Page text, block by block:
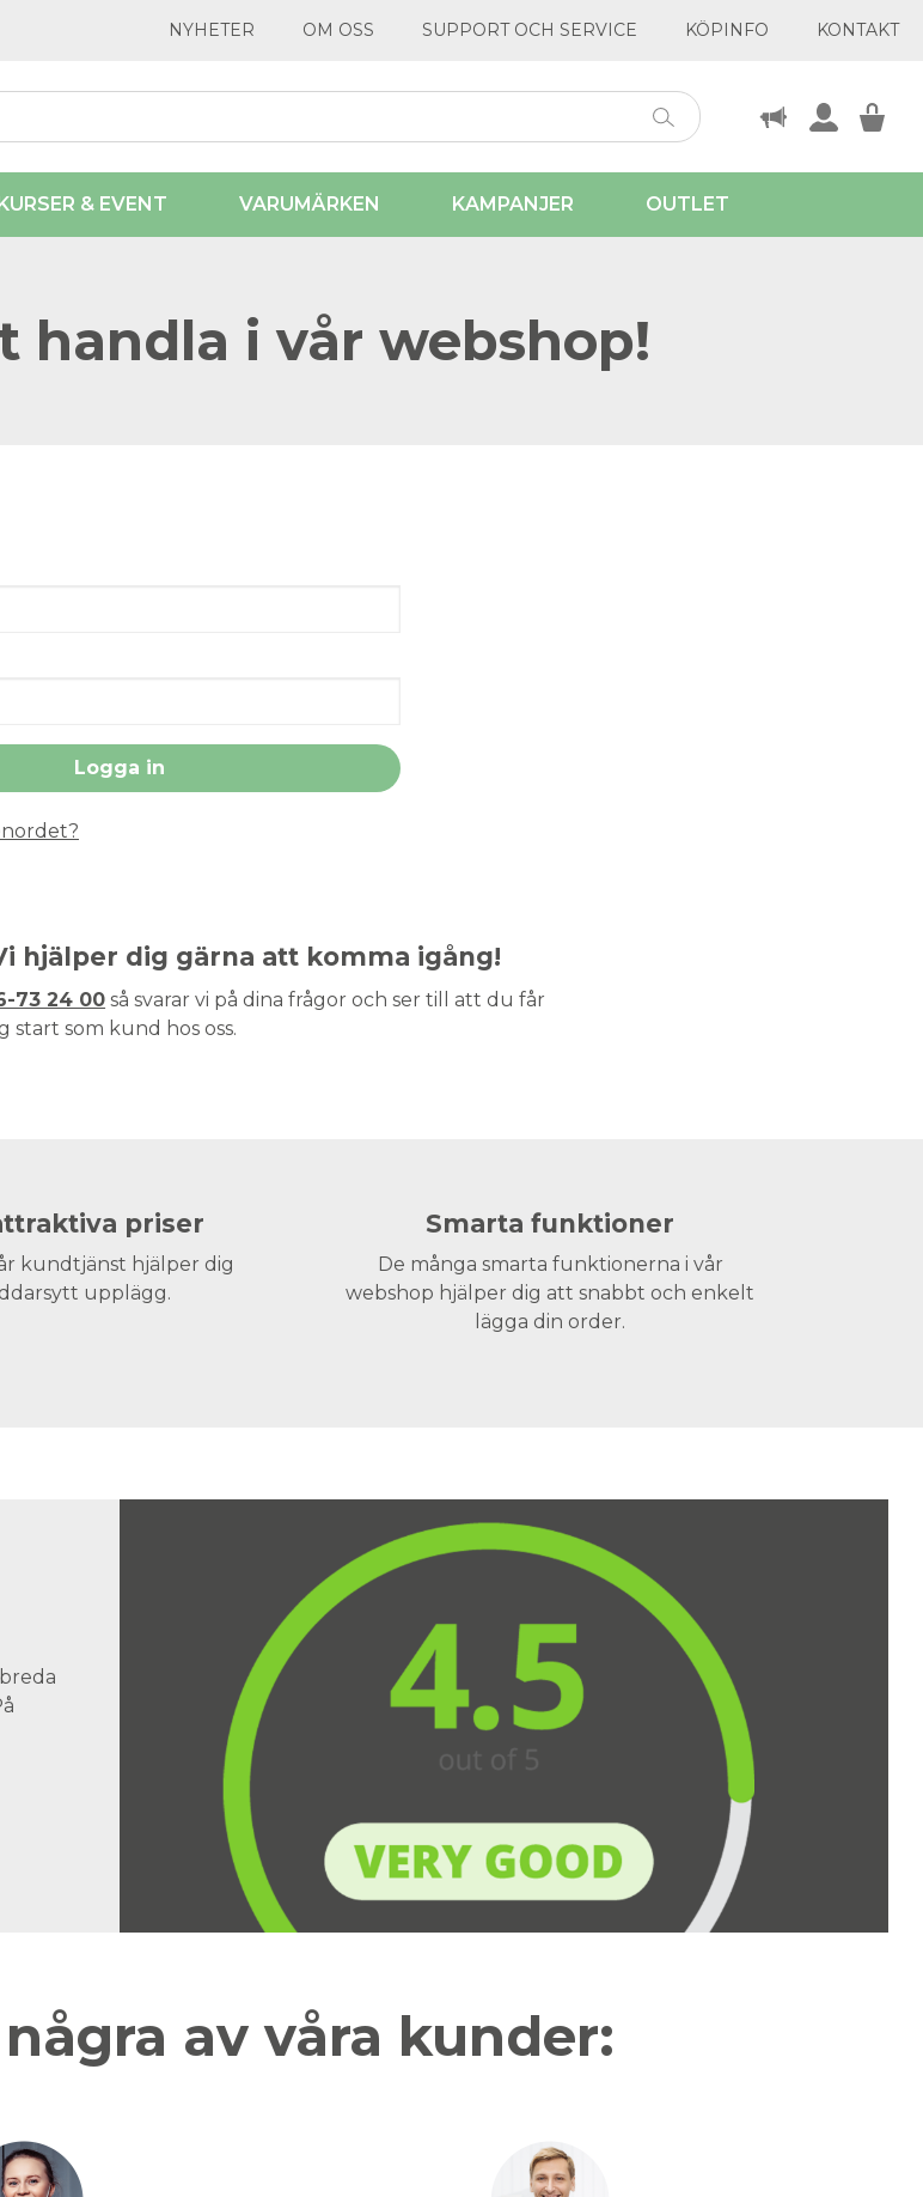
NYHETER OM OSS SUPPORT OCH SERVICE KÖPINFO KONTAKT
KURSER & EVENT VARUMÄRKEN KAMPANJER OUTLET
handla i vår webshop!
hjälper dig gärna att komma igång!
73 24 00 så svarar vi på dina frågor och ser till att du får
start som kund hos oss.
priser
kundtjänst hjälper dig
upplägg.
Smarta funktioner
De många smarta funktionerna i vår
webshop hjälper dig att snabbt och enkelt
lägga din order.
av våra kunder: